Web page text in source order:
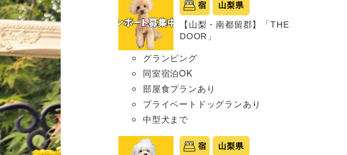
宿 山梨県
【山梨・南都留郡】「THE
DOOR」
グランピング
同室宿泊OK
部屋食プランあり
プライベートドッグランあり
中型犬まで
宿 山梨県